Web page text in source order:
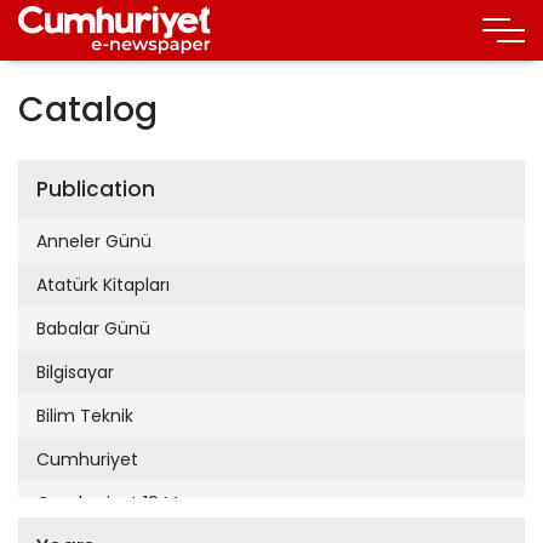
Catalog
Publication
Anneler Günü
Atatürk Kitapları
Babalar Günü
Bilgisayar
Bilim Teknik
Cumhuriyet
Cumhuriyet 19 Mayıs